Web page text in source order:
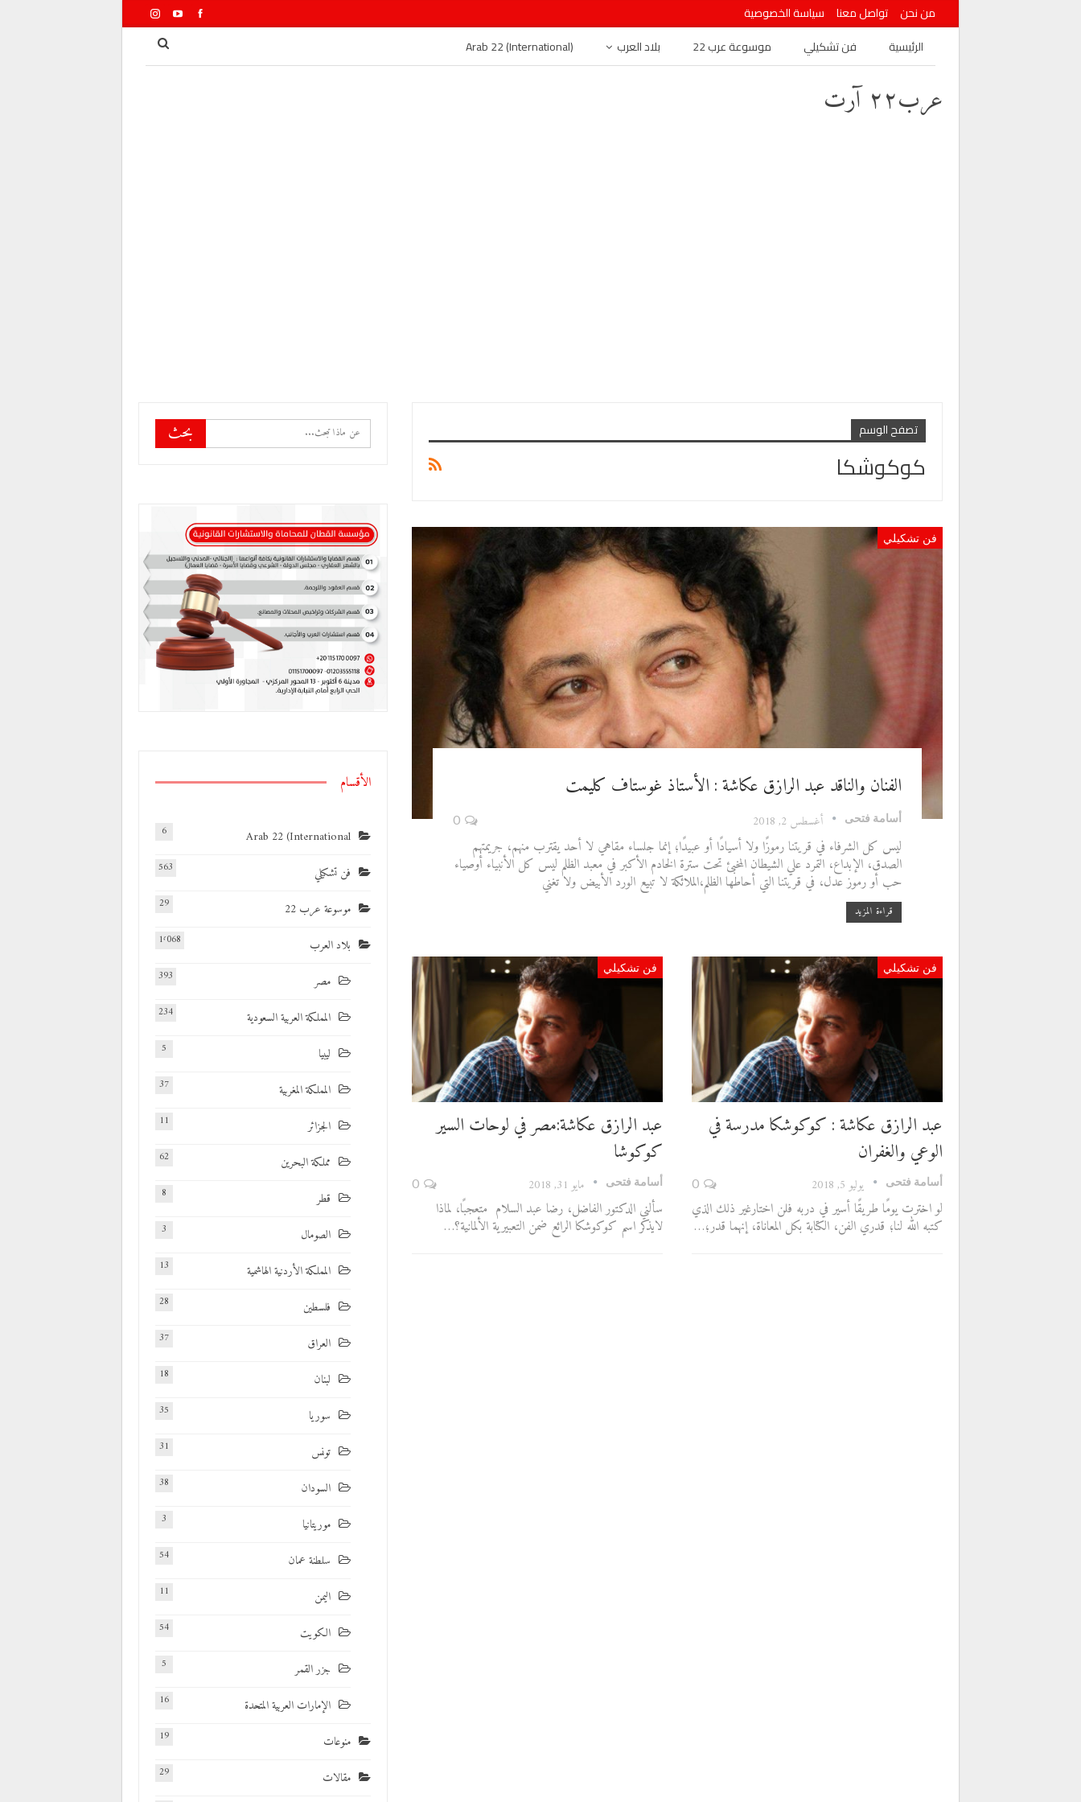
من نحن تواصل معنا
سياسة الخصوصية
الرئيسية
فن تشكيلي موسوعة عرب 22 بلاد العرب Arab 22 (International)
عرب٢٢ آرت
تصفح الوسم
كوكوشكا
فن تشكيلي
الفنان والناقد عبد الرازق عكاشة : الأستاذ غوستاف كليمت
أسامة فتحى أغسطس 2, 2018
ليس كل الشرفاء في قريتنا رموزًا ولا أسيادًا أو عبيدًا؛ إنما جلساء مقاهي لا أحد يقترب منهم، جريمتهم
الصدق، الإبداع، التمرد علي الشيطان المخبئ تحت سترة الخادم الأكبر في معبد الظلم ليس كل الأنبياء أوصياء
حب أو رموز عدل، في قريتنا التي أحاطها الظلم،الملائكة لا تبيع الورد الأبيض ولا تغني
قراءة المزيد
فن تشكيلي
عبد الرازق عكاشة : كوكوشكا مدرسة في
الوعي والغفران
أسامة فتحى يوليو 5, 2018 0
لو اخترت يومًا طريقًا أسير في دربه فلن اختارغير ذلك الذي
كتبه الله لنا؛ قدري الفن، الكتابة بكل المعاناة، إنهما قدر؛…
فن تشكيلي
عبد الرازق عكاشة:مصر في لوحات السير
كوكوشا
أسامة فتحى مايو 31, 2018 0
سألني الدكتور الفاضل، رضا عبد السلام متعجبًا، لماذا
لايذكر اسم كوكوشكا الرائع ضمن التعبيرية الألمانية؟…
الأقسام
Arab 22 (International
6
فن تشكيلي 563
موسوعة عرب 22 29
بلاد العرب 1٬068
مصر 393
المملكة العربية السعودية 234
ليبيا 5
المملكة المغربية 37
الجزائر 11
مملكة البحرين 62
قطر 8
الصومال 3
المملكة الأردنية الهاشمية 13
فلسطين 28
العراق 37
لبنان 18
سوريا 35
تونس 31
السودان 38
موريتانيا 3
سلطنة عمان 54
اليمن 11
الكويت 54
جزر القمر 5
الإمارات العربية المتحدة 16
منوعات 19
مقالات 29